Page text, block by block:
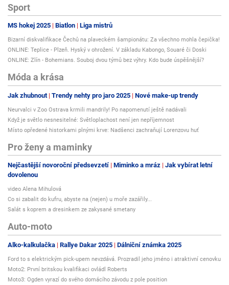
Sport
MS hokej 2025 Biatlon Liga mistrů
Bizarní diskvalifikace Čechů na plaveckém šampionátu: Za všechno mohla čepička!
ONLINE: Teplice - Plzeň. Hyský v ohrožení. V základu Kabongo, Souaré či Doski
ONLINE: Zlín - Bohemians. Souboj dvou týmů bez výhry. Kdo bude úspěšnější?
Móda a krása
Jak zhubnout Trendy nehty pro jaro 2025 Nové make-up trendy
Neurvalci v Zoo Ostrava krmili mandrily! Po napomenutí ještě nadávali
Když je světlo nesnesitelné: Světloplachost není jen nepříjemnost
Místo opředené historkami plnými krve: Nadšenci zachraňují Lorenzovu huť
Pro ženy a maminky
Nejčastější novoroční předsevzetí Miminko a mráz Jak vybírat letní
dovolenou
video Alena Mihulová
Co si zabalit do kufru, abyste na (nejen) u moře zazářily...
Salát s koprem a dresinkem ze zakysané smetany
Auto-moto
Alko-kalkulačka Rallye Dakar 2025 Dálniční známka 2025
Ford to s elektrickým pick-upem nevzdává. Prozradil jeho jméno i atraktivní cenovku
Moto2: První britskou kvalifikaci ovládl Roberts
Moto3: Ogden vyrazí do svého domácího závodu z pole position